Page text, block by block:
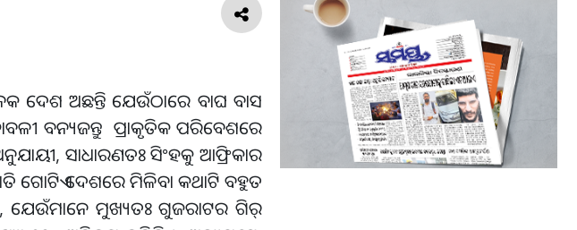
ଦେଶ ଅଛନ୍ତି ଯେଉଁଠାରେ ବାଘ ବାସ
ବନ୍ୟଜନ୍ତୁ ପ୍ରାକୃତିକ ପରିବେଶରେ
ସାଧାରଣତଃ ସିଂହକୁ ଆଫ୍ରିକାର
ଗୋଟିଏ ଦେଶରେ ମିଳିବା କଥାଟି ବହୁତ
ଯେଉଁମାନେ ମୁଖ୍ୟତଃ ଗୁଜରାଟର ଗିର୍